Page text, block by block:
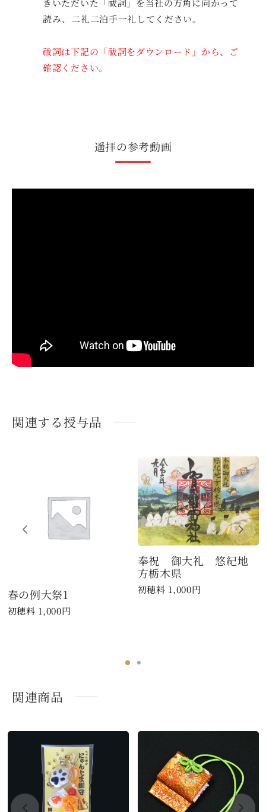
きいただいた「祓詞」を当社の方角に向かって
読み、二礼二泊手一礼してください。
祓詞は下記の「祓詞をダウンロード」から、ご
確認ください。
遥拝の参考動画
関連する授与品
春の例大祭1
1,000円
奉祝 御大礼 悠紀地
方栃木県
1,000円
関連商品